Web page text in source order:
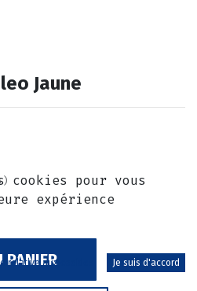
Jaune
PANIER
cookies pour vous
expérience
relative aux cookies Je suis d'accord